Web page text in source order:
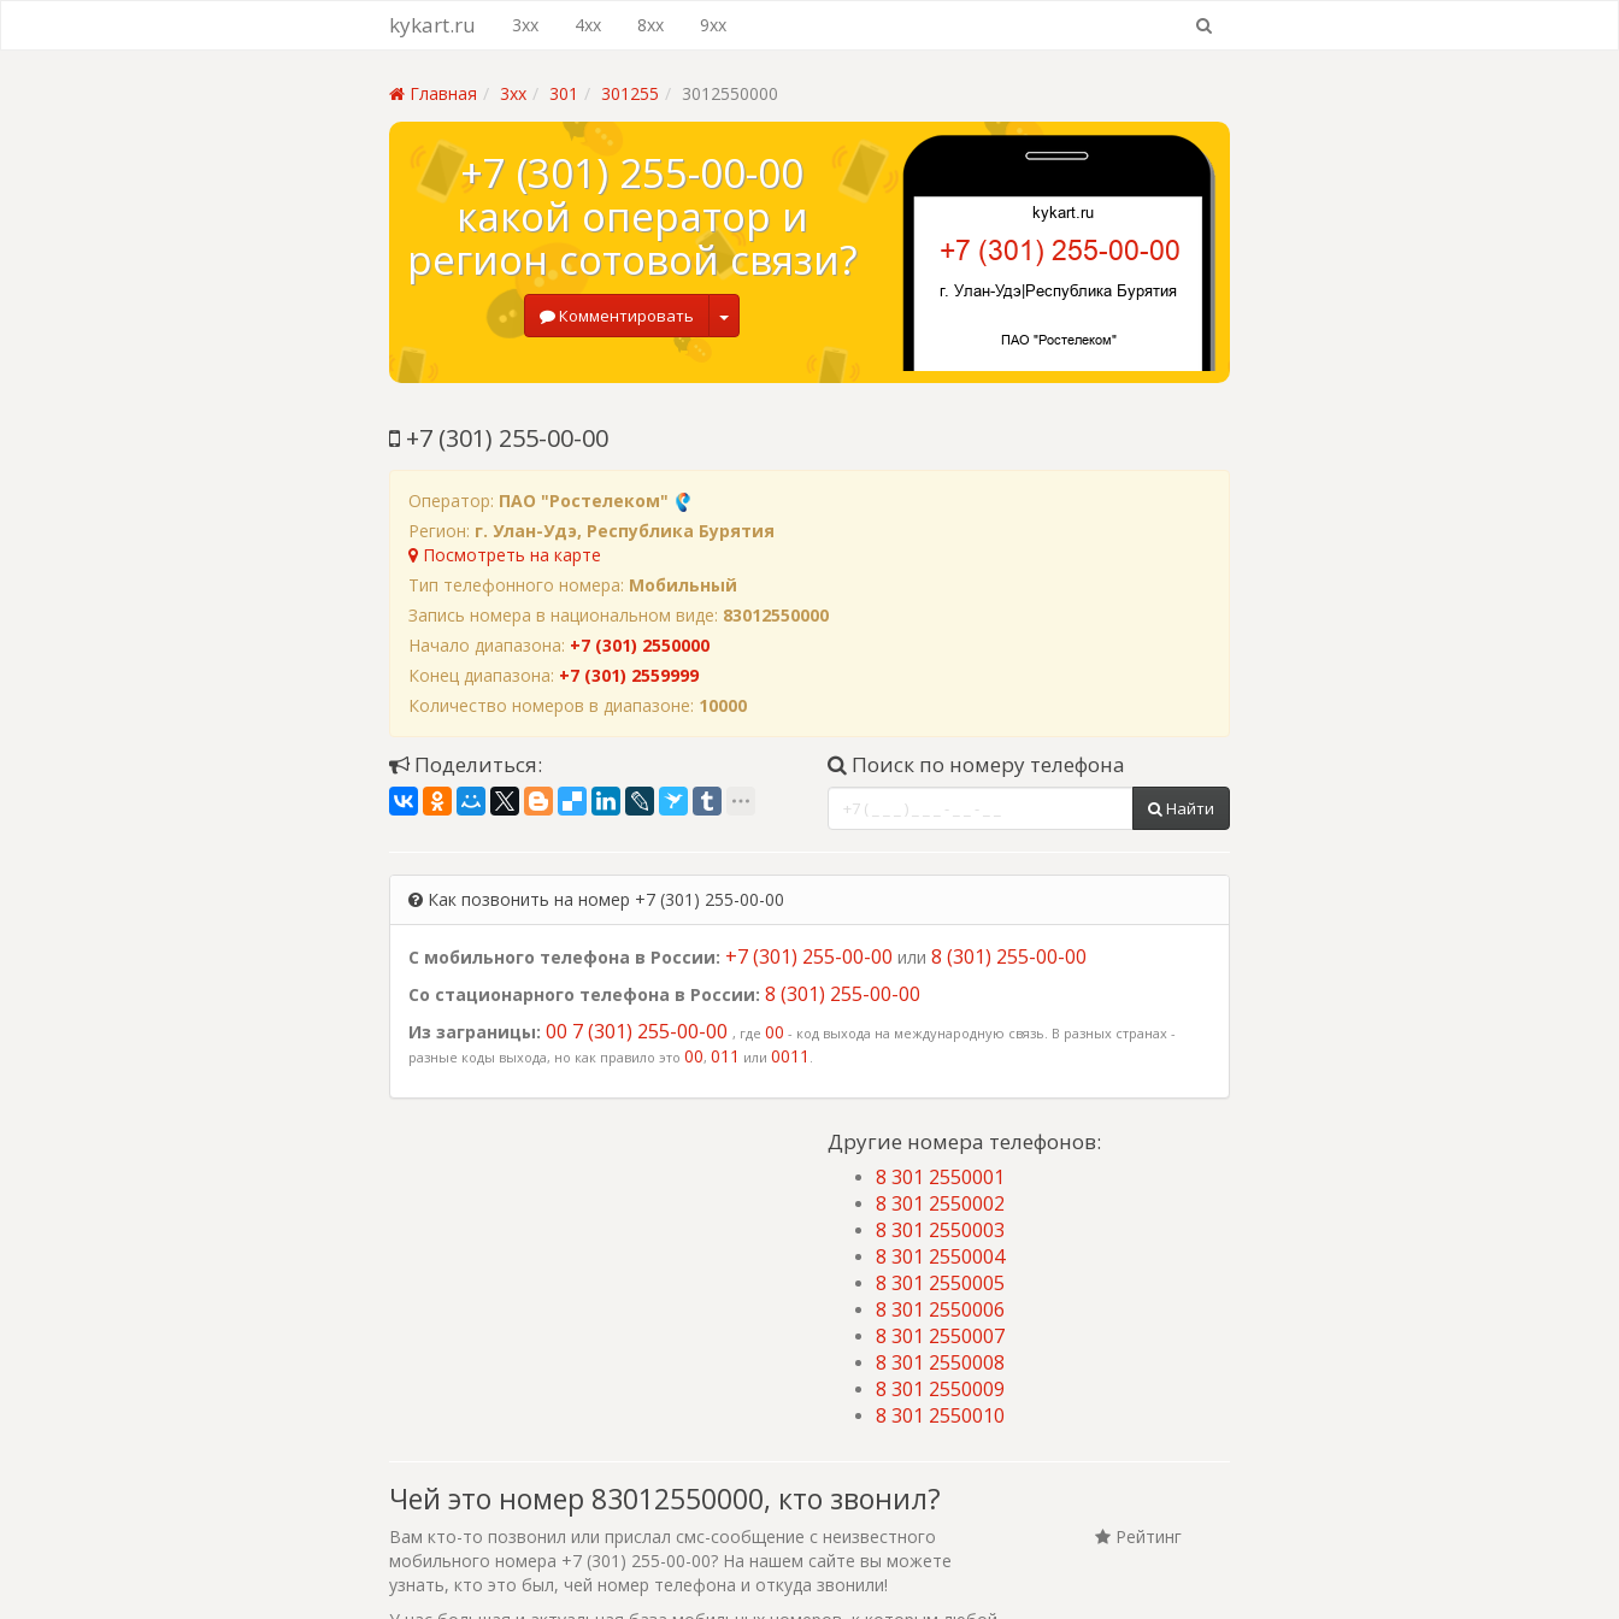
kykart.ru 3xx 4xx 8xx 9xx
Главная 3xx 301 301255 3012550000
+7 (301) 255-00-00
какой оператор и
регион сотовой связи?
Комментировать
+7 (301) 255-00-00
Оператор: ПАО "Ростелеком"
Регион: г. Улан-Удэ, Республика Бурятия
Посмотреть на карте
Тип телефонного номера: Мобильный
Запись номера в национальном виде: 83012550000
Начало диапазона: +7 (301) 2550000
Конец диапазона: +7 (301) 2559999
Количество номеров в диапазоне: 10000
Поделиться: Поиск по номеру телефона
Найти
Как позвонить на номер +7 (301) 255-00-00
С мобильного телефона в России: +7 (301) 255-00-00 или 8 (301) 255-00-00
Со стационарного телефона в России: 8 (301) 255-00-00
Из заграницы: 00 7 (301) 255-00-00 , где 00 - код выхода на международную связь. В разных странах -
разные коды выхода, но как правило это 00, 011 или 0011 .
Другие номера телефонов:
8 301 2550001
8 301 2550002
8 301 2550003
8 301 2550004
8 301 2550005
8 301 2550006
8 301 2550007
8 301 2550008
8 301 2550009
8 301 2550010
Чей это номер 83012550000, кто звонил?
Вам кто-то позвонил или прислал смс-сообщение с неизвестного
мобильного номера +7 (301) 255-00-00? На нашем сайте вы можете
узнать, кто это был, чей номер телефона и откуда звонили!
Рейтинг